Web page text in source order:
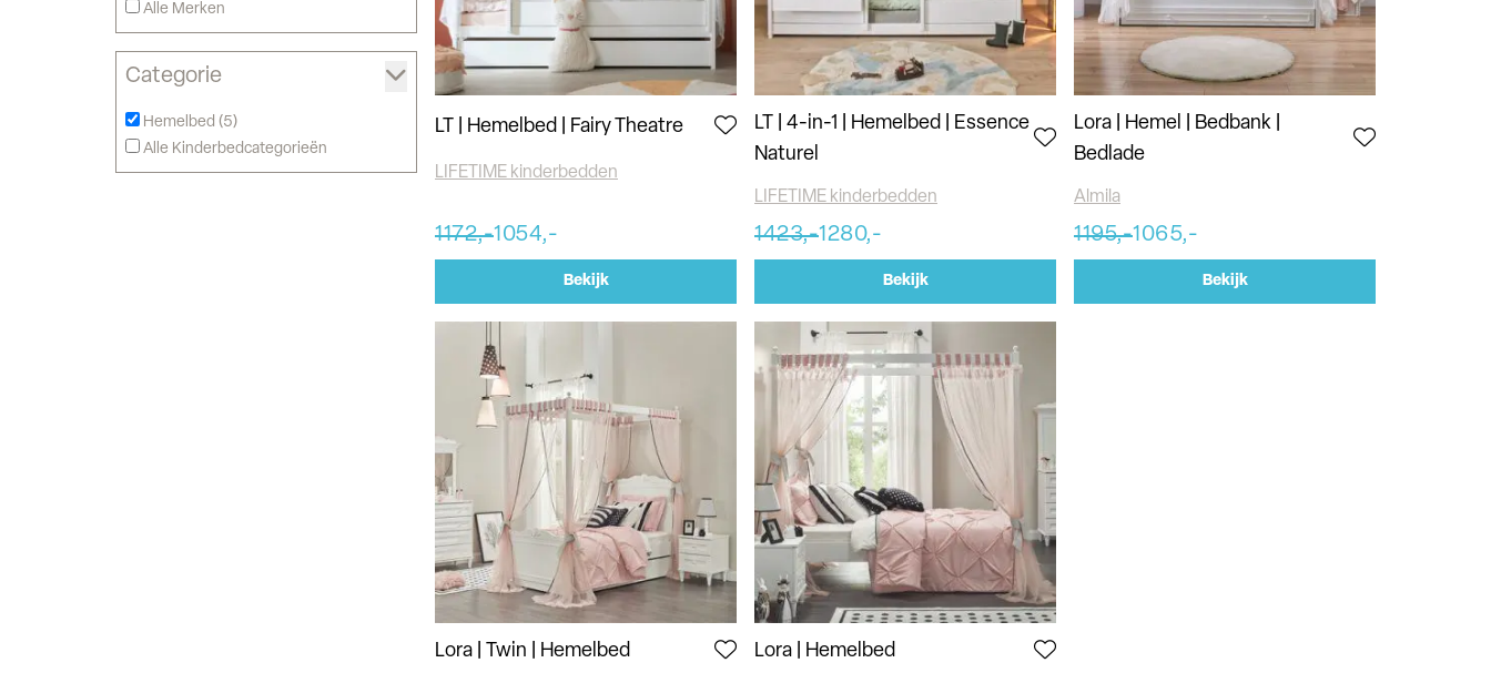
Categorie
Hemelbed (5)
Alle Kinderbedcategorieën
Alle Merken
LT | Hemelbed | Fairy Theatre
LIFETIME kinderbedden
1172,-1054,-
Bekijk
LT | 4-in-1 | Hemelbed | Essence
Naturel
LIFETIME kinderbedden
1423,-1280,-
Bekijk
Lora | Hemel | Bedbank |
Bedlade
Almila
1195,-1065,-
Bekijk
Lora | Twin | Hemelbed Lora | Hemelbed